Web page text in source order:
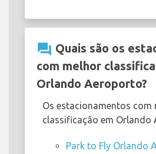
question_answer Quais são os
com melhor
Orlando Aeroporto?
Os estacionamentos com
classificação em Orlando
Park to Fly Orlando